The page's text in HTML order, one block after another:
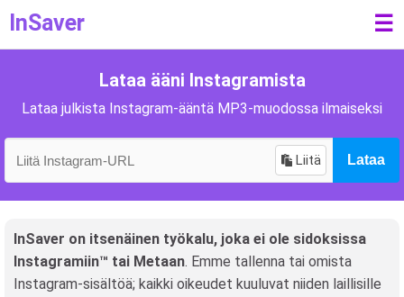
InSaver ☰
Lataa ääni Instagramista
Lataa julkista Instagram-ääntä MP3-muodossa ilmaiseksi
Liitä Lataa
InSaver on itsenäinen työkalu, joka ei ole sidoksissa
Instagramiin™ tai Metaan. Emme tallenna tai omista
Instagram-sisältöä; kaikki oikeudet kuuluvat niiden laillisille